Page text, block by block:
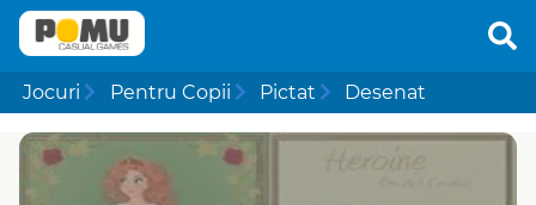
Jocuri Pentru Copii Pictat Desenat